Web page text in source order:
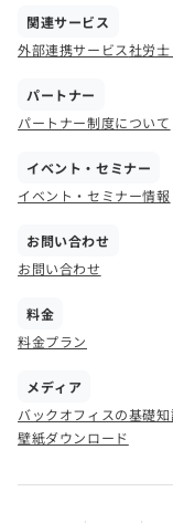
関連サービス
外部連携サービス社労
パートナー
パートナー制度について
イベント・セミナー
イベント・セミナー情報
お問い合わせ
お問い合わせ
料金
料金プラン
メディア
バックオフィスの基礎
壁紙ダウンロード